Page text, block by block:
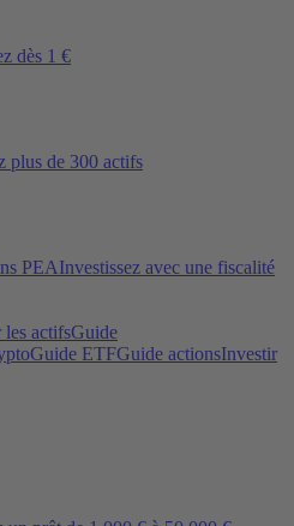
dès 1 €
plus de 300 actifs
PEAInvestissez avec une fiscalité
les actifsGuide
Guide ETFGuide actionsInvestir